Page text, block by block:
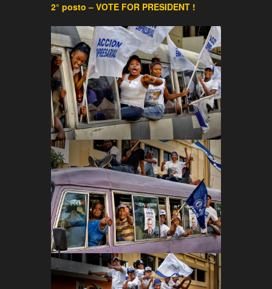
2° posto – VOTE FOR PRESIDENT !